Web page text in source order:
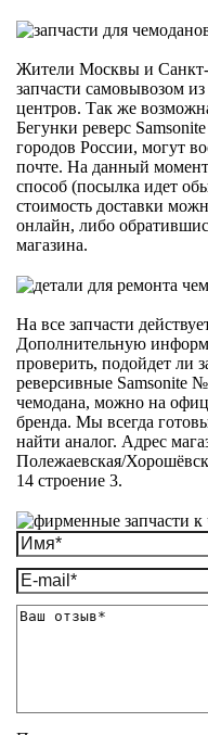
Жители Москвы и Санкт-
запчасти самовывозом
центров. Так же
Бегунки реверс
городов России, могут
почте. На данный
способ (посылка идет
стоимость доставки
онлайн, либо
магазина.
На все запчасти
Дополнительную
проверить, подойдет ли
реверсивные Samsonite
чемодана, можно на
бренда. Мы всегда
найти аналог. Адрес
Полежаевская/
14 строение 3.